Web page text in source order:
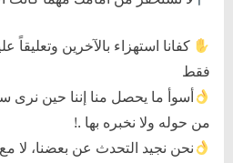
كفانا استهزاء بالآخرين وتعليقاً
فقط
أسوأ ما يحصل منا إننا حين نرى
من حوله ولا نخبره بها .!
نحن نجيد التحدث عن بعضنا، لا